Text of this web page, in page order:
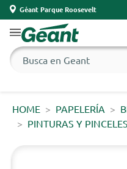
Géant Parque Roosevelt
HOME PAPELERÍA
PINTURAS Y PINCELES